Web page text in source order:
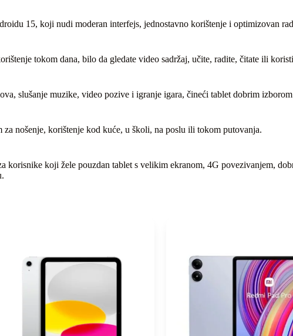
15, koji nudi moderan interfejs, jednostavno korištenje i optimizovan
tokom dana, bilo da gledate video sadržaj, učite, radite, čitate ili
slušanje muzike, video pozive i igranje igara, čineći tablet dobrim
nošenje, korištenje kod kuće, u školi, na poslu ili tokom putovanja.
koji žele pouzdan tablet s velikim ekranom, 4G povezivanjem,